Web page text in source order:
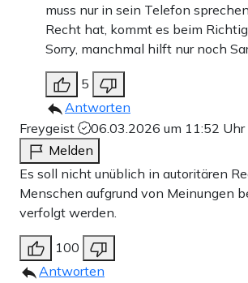
muss nur in sein Telefon
Recht hat, kommt es beim
Sorry, manchmal hilft nur noch
5
Antworten
Freygeist
06.03.2026 um 11:52 Uhr
Melden
Es soll nicht unüblich in autoritären
Menschen aufgrund von Meinungen
verfolgt werden.
100
Antworten